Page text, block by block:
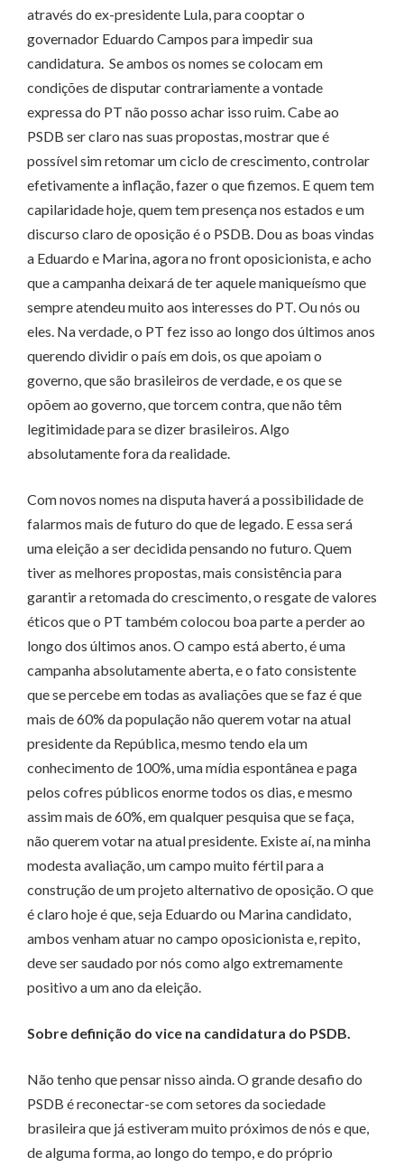
através do ex-presidente Lula, para cooptar o
governador Eduardo Campos para impedir sua
candidatura. Se ambos os nomes se colocam em
condições de disputar contrariamente a vontade
expressa do PT não posso achar isso ruim. Cabe ao
PSDB ser claro nas suas propostas, mostrar que é
possível sim retomar um ciclo de crescimento, controlar
efetivamente a inflação, fazer o que fizemos. E quem tem
capilaridade hoje, quem tem presença nos estados e um
discurso claro de oposição é o PSDB. Dou as boas vindas
a Eduardo e Marina, agora no front oposicionista, e acho
que a campanha deixará de ter aquele maniqueísmo que
sempre atendeu muito aos interesses do PT. Ou nós ou
eles. Na verdade, o PT fez isso ao longo dos últimos anos
querendo dividir o país em dois, os que apoiam o
governo, que são brasileiros de verdade, e os que se
opõem ao governo, que torcem contra, que não têm
legitimidade para se dizer brasileiros. Algo
absolutamente fora da realidade.
Com novos nomes na disputa haverá a possibilidade de
falarmos mais de futuro do que de legado. E essa será
uma eleição a ser decidida pensando no futuro. Quem
tiver as melhores propostas, mais consistência para
garantir a retomada do crescimento, o resgate de valores
éticos que o PT também colocou boa parte a perder ao
longo dos últimos anos. O campo está aberto, é uma
campanha absolutamente aberta, e o fato consistente
que se percebe em todas as avaliações que se faz é que
mais de 60% da população não querem votar na atual
presidente da República, mesmo tendo ela um
conhecimento de 100%, uma mídia espontânea e paga
pelos cofres públicos enorme todos os dias, e mesmo
assim mais de 60%, em qualquer pesquisa que se faça,
não querem votar na atual presidente. Existe aí, na minha
modesta avaliação, um campo muito fértil para a
construção de um projeto alternativo de oposição. O que
é claro hoje é que, seja Eduardo ou Marina candidato,
ambos venham atuar no campo oposicionista e, repito,
deve ser saudado por nós como algo extremamente
positivo a um ano da eleição.
Sobre definição do vice na candidatura do PSDB.
Não tenho que pensar nisso ainda. O grande desafio do
PSDB é reconectar-se com setores da sociedade
brasileira que já estiveram muito próximos de nós e que,
de alguma forma, ao longo do tempo, e do próprio